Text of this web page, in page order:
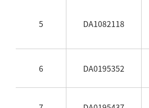
5 DA1082118
6 DA0195352